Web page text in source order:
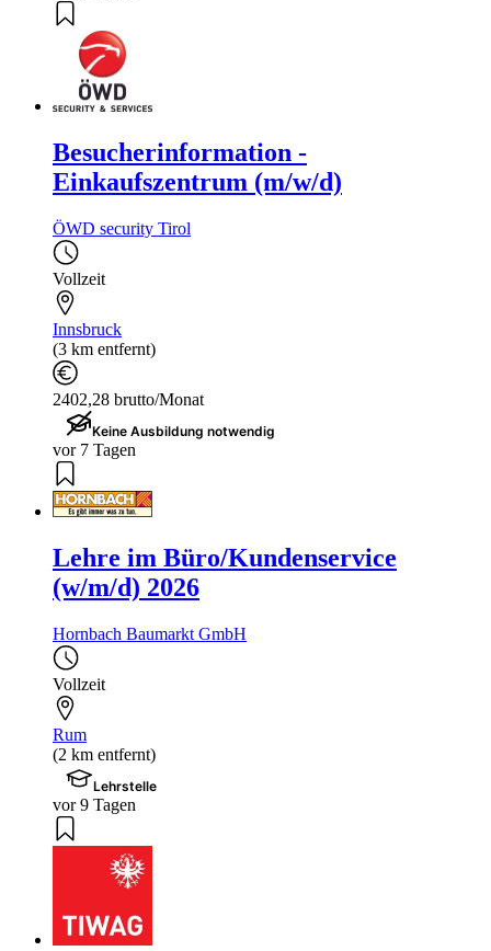
Besucherinformation -
Einkaufszentrum (m/w/d)
ÖWD security Tirol
Vollzeit
Innsbruck
(3 km entfernt)
2402,28 brutto/Monat
Keine Ausbildung notwendig
vor 7 Tagen
Lehre im Büro/Kundenservice
(w/m/d) 2026
Hornbach Baumarkt GmbH
Vollzeit
Rum
(2 km entfernt)
Lehrstelle
vor 9 Tagen